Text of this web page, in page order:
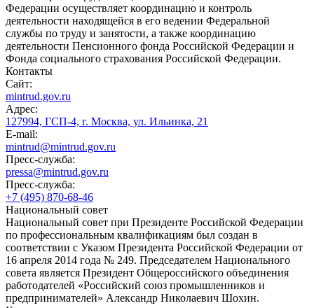
Федерации осуществляет координацию и контроль
деятельности находящейся в его ведении Федеральной
службы по труду и занятости, а также координацию
деятельности Пенсионного фонда Российской Федерации и
Фонда социального страхования Российской Федерации.
Контакты
Сайт:
mintrud.gov.ru
Адрес:
127994, ГСП-4, г. Москва, ул. Ильинка, 21
E-mail:
mintrud@mintrud.gov.ru
Пресс-служба:
pressa@mintrud.gov.ru
Пресс-служба:
+7 (495) 870-68-46
Национальный совет
Национальный совет при Президенте Российской Федерации
по профессиональным квалификациям был создан в
соответствии с Указом Президента Российской Федерации от
16 апреля 2014 года № 249. Председателем Национального
совета является Президент Общероссийского объединения
работодателей «Российский союз промышленников и
предпринимателей» Александр Николаевич Шохин.